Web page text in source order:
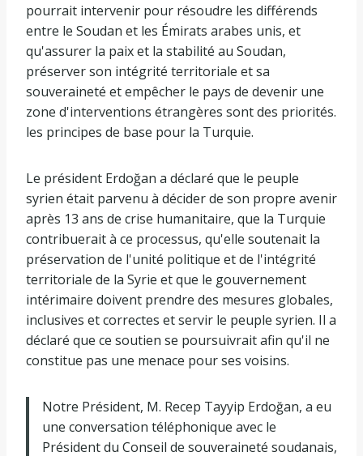
pourrait intervenir pour résoudre les différends
entre le Soudan et les Émirats arabes unis, et
qu'assurer la paix et la stabilité au Soudan,
préserver son intégrité territoriale et sa
souveraineté et empêcher le pays de devenir une
zone d'interventions étrangères sont des priorités.
les principes de base pour la Turquie.
Le président Erdoğan a déclaré que le peuple
syrien était parvenu à décider de son propre avenir
après 13 ans de crise humanitaire, que la Turquie
contribuerait à ce processus, qu'elle soutenait la
préservation de l'unité politique et de l'intégrité
territoriale de la Syrie et que le gouvernement
intérimaire doivent prendre des mesures globales,
inclusives et correctes et servir le peuple syrien. Il a
déclaré que ce soutien se poursuivrait afin qu'il ne
constitue pas une menace pour ses voisins.
Notre Président, M. Recep Tayyip Erdoğan, a eu
une conversation téléphonique avec le
Président du Conseil de souveraineté soudanais,